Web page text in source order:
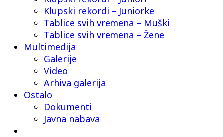
Klupski rekordi – Juniorke
Tablice svih vremena – Muški
Tablice svih vremena – Žene
Multimedija
Galerije
Video
Arhiva galerija
Ostalo
Dokumenti
Javna nabava